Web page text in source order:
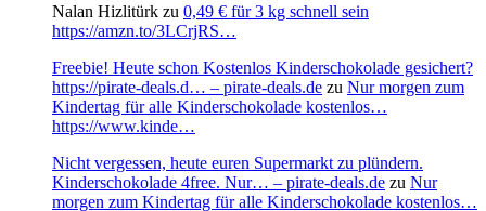
Nalan Hizlitürk zu 0,49 € für 3 kg schnell sein
https://amzn.to/3LCrjRS…
Freebie! Heute schon Kostenlos Kinderschokolade gesichert?
https://pirate-deals.d… – pirate-deals.de zu Nur morgen zum
Kindertag für alle Kinderschokolade kostenlos…
https://www.kinde…
Nicht vergessen, heute euren Supermarkt zu plündern.
Kinderschokolade 4free. Nur… – pirate-deals.de zu Nur
morgen zum Kindertag für alle Kinderschokolade kostenlos…